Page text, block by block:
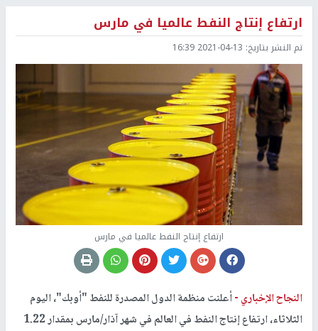
ارتفاع إنتاج النفط عالميا في مارس
تم النشر بتاريخ: 2021-04-13 16:39
ارتفاع إنتاج النفط عالميا في مارس
النجاح الإخباري -أعلنت منظمة الدول المصدرة للنفط "أوبك"، اليوم
الثلاثاء، ارتفاع إنتاج النفط في العالم في شهر آذار/مارس بمقدار 1.22